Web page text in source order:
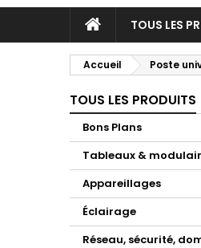
TOUS LES
Accueil Poste
TOUS LES PRODUITS
Bons Plans
Tableaux &
Appareillages
Éclairage
Réseau, sécurité,